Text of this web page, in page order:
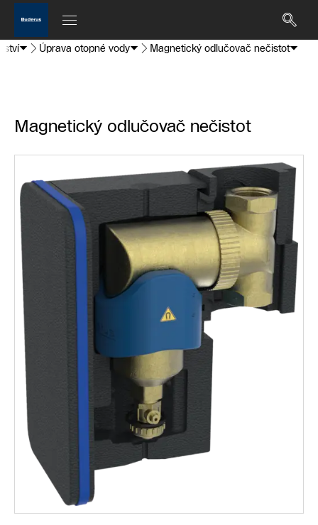
Úprava otopné vody Magnetický odlučovač nečistot
Magnetický odlučovač nečistot